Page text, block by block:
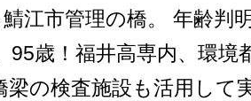
江市管理の橋。 年齢判
95歳！福井高専内、環境
梁の検査施設も活用して